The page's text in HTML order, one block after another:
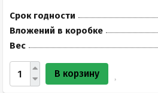
Срок годности
Вложений в коробке
Вес
В корзину